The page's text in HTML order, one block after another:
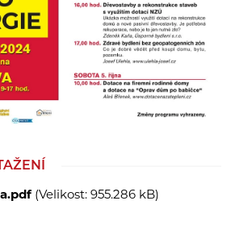
(Velikost: 955.286 kB)